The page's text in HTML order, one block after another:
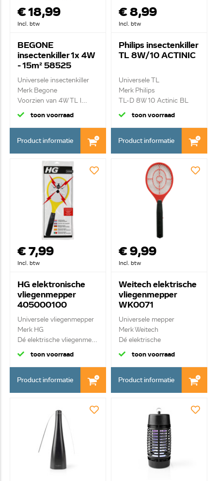
€ 18,99
Incl. btw
BEGONE
insectenkiller 1x 4W
- 15m² 58525
Universele insectenkiller
Merk Begone
Voorzien van 4W TL l...
toon voorraad
Product informatie
€ 8,99
Incl. btw
Philips insectenkiller
TL 8W/10 ACTINIC
Universele TL
Merk Philips
TL-D 8W 10 Actinic BL
master / ...
toon voorraad
Product informatie
€ 7,99
Incl. btw
HG elektronische
vliegenmepper
405000100
Universele vliegenmepper
Merk HG
Dé elektrische vliegenme...
toon voorraad
Product informatie
€ 9,99
Incl. btw
Weitech elektrische
vliegenmepper
WK0071
Universele mepper
Merk Weitech
Dé elektrische
vliegenmepp...
toon voorraad
Product informatie